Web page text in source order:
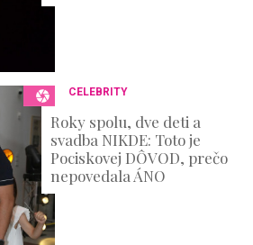
CELEBRITY
Roky spolu, dve deti a
svadba NIKDE: Toto je
Pociskovej DÔVOD, prečo
nepovedala ÁNO